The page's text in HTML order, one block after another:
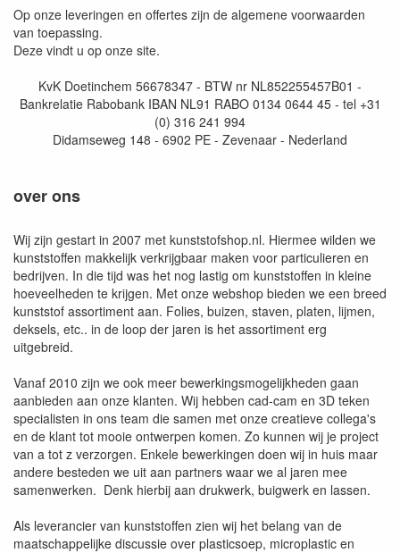
Op onze leveringen en offertes zijn de algemene voorwaarden
van toepassing.
Deze vindt u op onze site.
KvK Doetinchem 56678347 - BTW nr NL852255457B01 -
Bankrelatie Rabobank IBAN NL91 RABO 0134 0644 45 - tel +31
(0) 316 241 994
Didamseweg 148 - 6902 PE - Zevenaar - Nederland
over ons
Wij zijn gestart in 2007 met kunststofshop.nl. Hiermee wilden we
kunststoffen makkelijk verkrijgbaar maken voor particulieren en
bedrijven. In die tijd was het nog lastig om kunststoffen in kleine
hoeveelheden te krijgen. Met onze webshop bieden we een breed
kunststof assortiment aan. Folies, buizen, staven, platen, lijmen,
deksels, etc.. in de loop der jaren is het assortiment erg
uitgebreid.
Vanaf 2010 zijn we ook meer bewerkingsmogelijkheden gaan
aanbieden aan onze klanten. Wij hebben cad-cam en 3D teken
specialisten in ons team die samen met onze creatieve collega's
en de klant tot mooie ontwerpen komen. Zo kunnen wij je project
van a tot z verzorgen. Enkele bewerkingen doen wij in huis maar
andere besteden we uit aan partners waar we al jaren mee
samenwerken. Denk hierbij aan drukwerk, buigwerk en lassen.
Als leverancier van kunststoffen zien wij het belang van de
maatschappelijke discussie over plasticsoep, microplastic en